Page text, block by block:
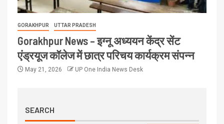
GORAKHPUR UTTAR PRADESH
Gorakhpur News – इग्नू अध्ययन केंद्र सेंट
एंड्रयूज कॉलेज में छात्र परिचय कार्यक्रम संपन्न
May 21, 2026 UP One India News Desk
SEARCH